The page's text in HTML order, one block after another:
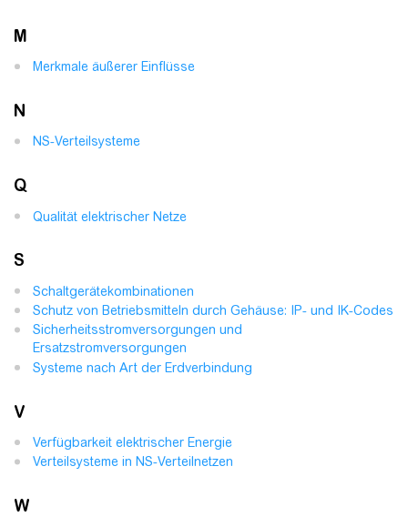
M
Merkmale äußerer Einflüsse
N
NS-Verteilsysteme
Q
Qualität elektrischer Netze
S
Schaltgerätekombinationen
Schutz von Betriebsmitteln durch Gehäuse: IP- und IK-Codes
Sicherheitsstromversorgungen und
Ersatzstromversorgungen
Systeme nach Art der Erdverbindung
V
Verfügbarkeit elektrischer Energie
Verteilsysteme in NS-Verteilnetzen
W